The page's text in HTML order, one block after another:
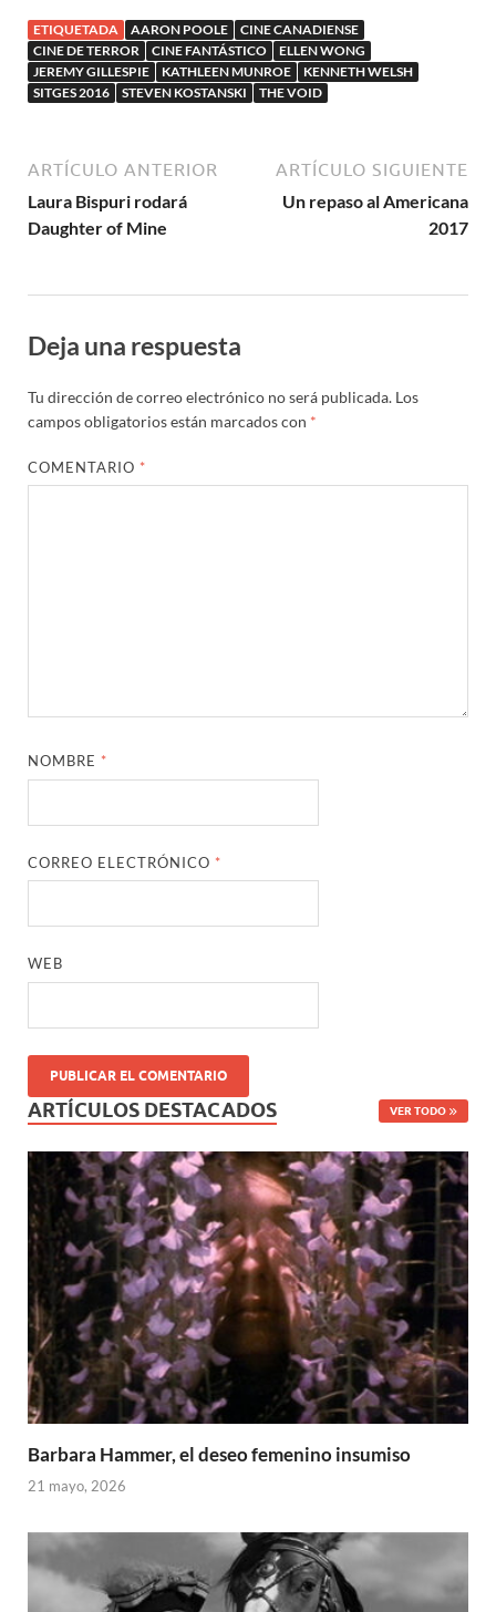
ETIQUETADA AARON POOLE
CINE CANADIENSE
CINE DE TERROR
CINE FANTÁSTICO
ELLEN WONG
JEREMY GILLESPIE
KATHLEEN MUNROE
KENNETH WELSH
SITGES 2016
STEVEN KOSTANSKI THE VOID
ARTÍCULO ANTERIOR
Laura Bispuri rodará
Daughter of Mine
ARTÍCULO SIGUIENTE
Un repaso al Americana
2017
Deja una respuesta
Tu dirección de correo electrónico no será publicada. Los
campos obligatorios están marcados con *
COMENTARIO *
NOMBRE *
CORREO ELECTRÓNICO *
WEB
ARTÍCULOS DESTACADOS VER TODO
Barbara Hammer, el deseo femenino insumiso
21 mayo, 2026